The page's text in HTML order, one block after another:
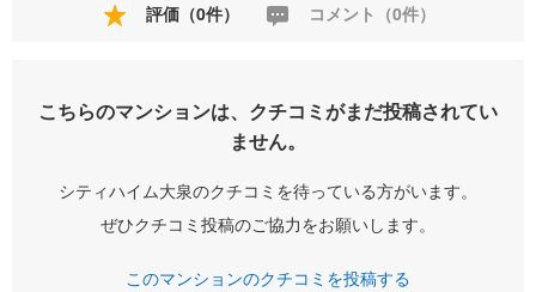
評価（0件） コメント（0件）
こちらのマンションは、クチコミがまだ投稿されてい
ません。
シティハイム大泉のクチコミを待っている方がいます。
ぜひクチコミ投稿のご協力をお願いします。
このマンションのクチコミを投稿する